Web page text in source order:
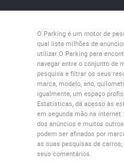
O Parkingé um motor de
qual lista milhões de
utilizar O Parkingpara
navegar entre o conjunto de
pesquisa e filtrar os seus
marca, modelo, ano,
igualmente, um espaço
Estatísticas, dá acesso às
em segunda mão na internet
dos anúncios e muitos
podem ser afinados por
as suas pesquisas de
seus comentários.